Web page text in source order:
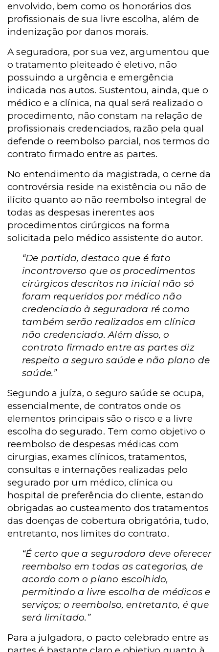
envolvido, bem como os honorários dos
profissionais de sua livre escolha, além de
indenização por danos morais.
A seguradora, por sua vez, argumentou que
o tratamento pleiteado é eletivo, não
possuindo a urgência e emergência
indicada nos autos. Sustentou, ainda, que o
médico e a clínica, na qual será realizado o
procedimento, não constam na relação de
profissionais credenciados, razão pela qual
defende o reembolso parcial, nos termos do
contrato firmado entre as partes.
No entendimento da magistrada, o cerne da
controvérsia reside na existência ou não de
ilícito quanto ao não reembolso integral de
todas as despesas inerentes aos
procedimentos cirúrgicos na forma
solicitada pelo médico assistente do autor.
“De partida, destaco que é fato
incontroverso que os procedimentos
cirúrgicos descritos na inicial não só
foram requeridos por médico não
credenciado à seguradora ré como
também serão realizados em clínica
não credenciada. Além disso, o
contrato firmado entre as partes diz
respeito a seguro saúde e não plano de
saúde.”
Segundo a juíza, o seguro saúde se ocupa,
essencialmente, de contratos onde os
elementos principais são o risco e a livre
escolha do segurado. Tem como objetivo o
reembolso de despesas médicas com
cirurgias, exames clínicos, tratamentos,
consultas e internações realizadas pelo
segurado por um médico, clínica ou
hospital de preferência do cliente, estando
obrigadas ao custeamento dos tratamentos
das doenças de cobertura obrigatória, tudo,
entretanto, nos limites do contrato.
“É certo que a seguradora deve oferecer
reembolso em todas as categorias, de
acordo com o plano escolhido,
permitindo a livre escolha de médicos e
serviços; o reembolso, entretanto, é que
será limitado.”
Para a julgadora, o pacto celebrado entre as